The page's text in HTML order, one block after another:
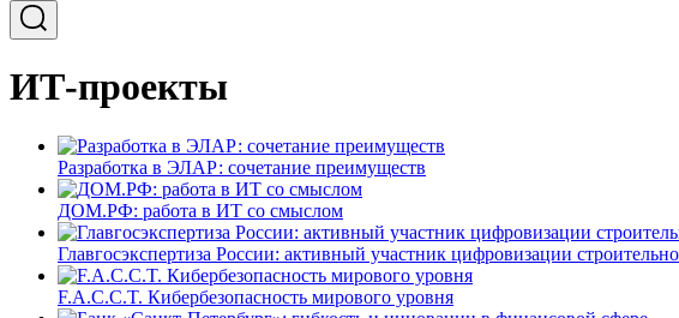
ИТ-проекты
Разработка в ЭЛАР: сочетание преимуществ
ДОМ.РФ: работа в ИТ со смыслом
Главгосэкспертиза России: активный участник цифровизации
F.A.C.C.T. Кибербезопасность мирового уровня